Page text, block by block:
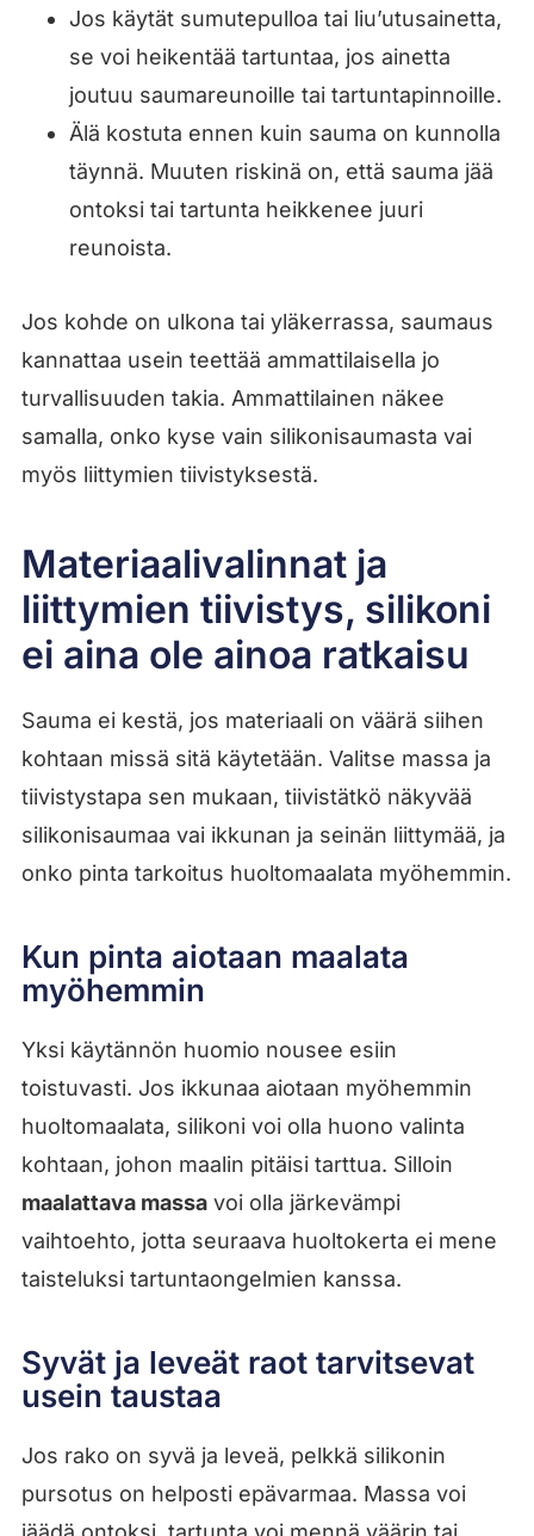
Jos käytät sumutepulloa tai liu’utusainetta,
se voi heikentää tartuntaa, jos ainetta
joutuu saumareunoille tai tartuntapinnoille.
Älä kostuta ennen kuin sauma on kunnolla
täynnä. Muuten riskinä on, että sauma jää
ontoksi tai tartunta heikkenee juuri
reunoista.
Jos kohde on ulkona tai yläkerrassa, saumaus
kannattaa usein teettää ammattilaisella jo
turvallisuuden takia. Ammattilainen näkee
samalla, onko kyse vain silikonisaumasta vai
myös liittymien tiivistyksestä.
Materiaalivalinnat ja
liittymien tiivistys, silikoni
ei aina ole ainoa ratkaisu
Sauma ei kestä, jos materiaali on väärä siihen
kohtaan missä sitä käytetään. Valitse massa ja
tiivistystapa sen mukaan, tiivistätkö näkyvää
silikonisaumaa vai ikkunan ja seinän liittymää, ja
onko pinta tarkoitus huoltomaalata myöhemmin.
Kun pinta aiotaan maalata
myöhemmin
Yksi käytännön huomio nousee esiin
toistuvasti. Jos ikkunaa aiotaan myöhemmin
huoltomaalata, silikoni voi olla huono valinta
kohtaan, johon maalin pitäisi tarttua. Silloin
maalattava massavoi olla järkevämpi
vaihtoehto, jotta seuraava huoltokerta ei mene
taisteluksi tartuntaongelmien kanssa.
Syvät ja leveät raot tarvitsevat
usein taustaa
Jos rako on syvä ja leveä, pelkkä silikonin
pursotus on helposti epävarmaa. Massa voi